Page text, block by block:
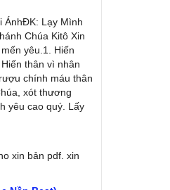
ÁnhĐK: Lạy Mình
Chúa Kitô Xin
yêu.1. Hiến
thân vì nhân
chính máu thân
xót thương
yêu cao quý. Lấy
xin bản pdf. xin